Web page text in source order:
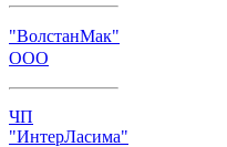
"ВолстанМак"
ООО
ЧП
"ИнтерЛасима"